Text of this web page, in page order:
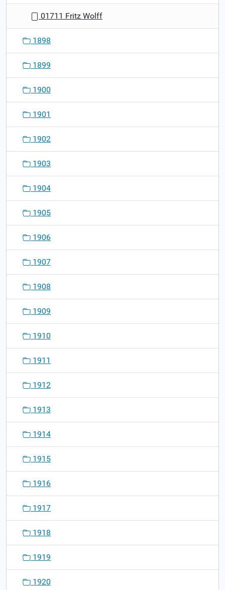
01711 Fritz Wolff
1898
1899
1900
1901
1902
1903
1904
1905
1906
1907
1908
1909
1910
1911
1912
1913
1914
1915
1916
1917
1918
1919
1920